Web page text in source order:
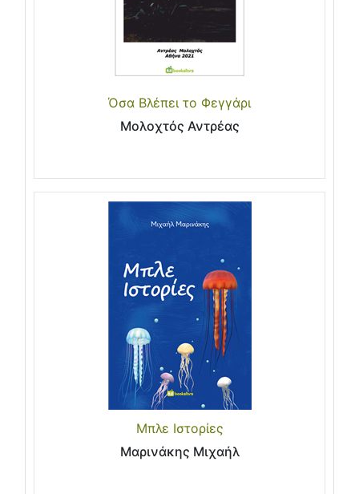
Όσα Βλέπει το Φεγγάρι
Μολοχτός Αντρέας
Μπλε Ιστορίες
Μαρινάκης Μιχαήλ